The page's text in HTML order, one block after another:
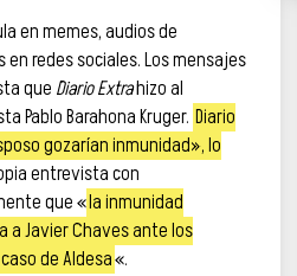
en memes, audios de
redes sociales. Los mensajes
que Diario Extrahizo al
Pablo Barahona Kruger. Diario
gozarían inmunidad», lo
entrevista con
que «la inmunidad
a Javier Chaves ante los
de Aldesa«.